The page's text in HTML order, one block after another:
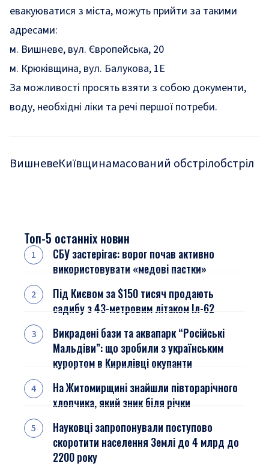
евакуюватися з міста, можуть прийти за такими
адресами:
м. Вишневе, вул. Європейська, 20
м. Крюківщина, вул. Балукова, 1Е
За можливості просять взяти з собою документи,
воду, необхідні ліки та речі першої потреби.
ВишневеКиївщинамасований обстрілобстріл
Топ-5 останніх новин
СБУ застерігає: ворог почав активно
використовувати «медові пастки»
Під Києвом за $150 тисяч продають
садибу з 43-метровим літаком Іл-62
Викрадені бази та аквапарк “Російські
Мальдіви”: що зробили з українським
курортом в Кирилівці окупанти
На Житомирщині знайшли півторарічного
хлопчика, який зник біля річки
Науковці запропонували поступово
скоротити населення Землі до 4 млрд до
2200 року